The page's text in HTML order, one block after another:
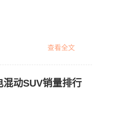
查看全文
动SUV销量排行